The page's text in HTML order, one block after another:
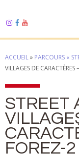
ACCUEIL» PARCOURS «
VILLAGES DE CARACTÈRES
STREET
FOREZ-2